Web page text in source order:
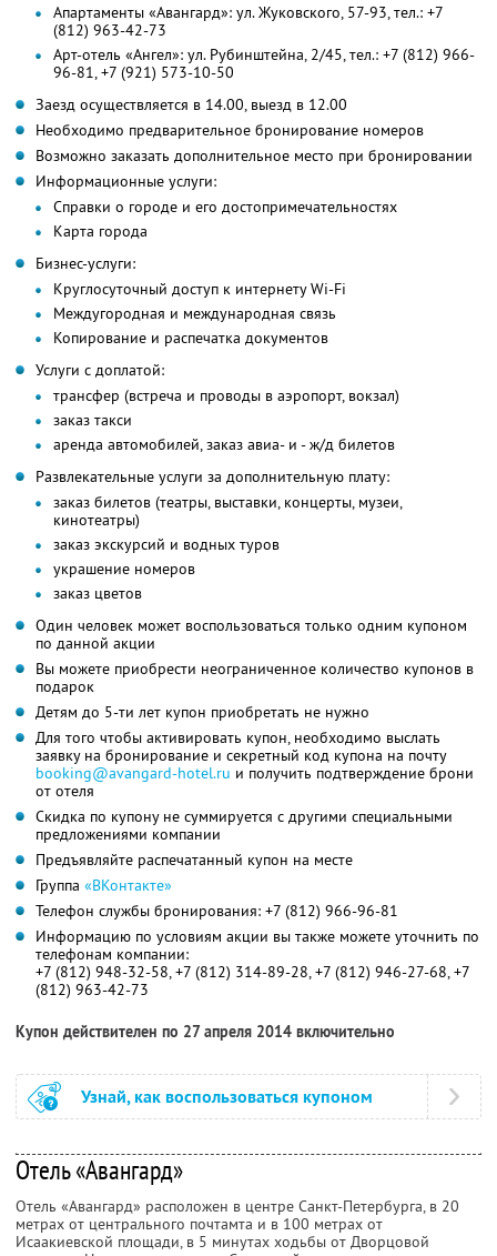
Апартаменты «Авангард»: ул. Жуковского, 57-93, тел.: +7
(812) 963-42-73
Арт-отель «Ангел»: ул. Рубинштейна, 2/45, тел.: +7 (812) 966-
96-81, +7 (921) 573-10-50
Заезд осуществляется в 14.00, выезд в 12.00
Необходимо предварительное бронирование номеров
Возможно заказать дополнительное место при бронировании
Информационные услуги:
Cправки о городе и его достопримечательностях
Карта города
Бизнес-услуги:
Круглосуточный доступ к интернету Wi-Fi
Междугородная и международная связь
Копирование и распечатка документов
Услуги с доплатой:
трансфер (встреча и проводы в аэропорт, вокзал)
заказ такси
аренда автомобилей, заказ авиа- и - ж/д билетов
Развлекательные услуги за дополнительную плату:
заказ билетов (театры, выставки, концерты, музеи,
кинотеатры)
заказ экскурсий и водных туров
украшение номеров
заказ цветов
Один человек может воспользоваться только одним купоном
по данной акции
Вы можете приобрести неограниченное количество купонов в
подарок
Детям до 5-ти лет купон приобретать не нужно
Для того чтобы активировать купон, необходимо выслать
заявку на бронирование и секретный код купона на почту
booking@avangard-hotel.ru и получить подтверждение брони
от отеля
Скидка по купону не суммируется с другими специальными
предложениями компании
Предъявляйте распечатанный купон на месте
Группа «ВКонтакте»
Телефон службы бронирования: +7 (812) 966-96-81
Информацию по условиям акции вы также можете уточнить по
телефонам компании:
+7 (812) 948-32-58, +7 (812) 314-89-28, +7 (812) 946-27-68, +7
(812) 963-42-73
Купон действителен по 27 апреля 2014 включительно
Узнай, как воспользоваться купоном
Отель «Авангард»
Отель «Авангард» расположен в центре Санкт-Петербурга, в 20
метрах от центрального почтамта и в 100 метрах от
Исаакиевской площади, в 5 минутах ходьбы от Дворцовой